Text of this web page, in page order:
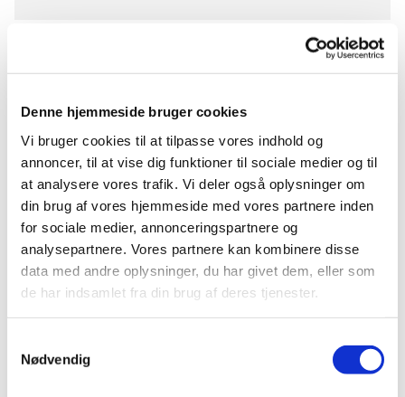
Denne hjemmeside bruger cookies
Vi bruger cookies til at tilpasse vores indhold og
annoncer, til at vise dig funktioner til sociale medier og til
at analysere vores trafik. Vi deler også oplysninger om
din brug af vores hjemmeside med vores partnere inden
for sociale medier, annonceringspartnere og
analysepartnere. Vores partnere kan kombinere disse
data med andre oplysninger, du har givet dem, eller som
de har indsamlet fra din brug af deres tjenester.
Nødvendig
Der er aftensang mandag til lørdag kl. 17.30 – 18 i
Løgumkloster Kirke.
Aftensangens forløb (med undtagelse af onsdag)
Præludium
1. salme
Læsning og bøn
2. salme
Velsignelse
Postludium